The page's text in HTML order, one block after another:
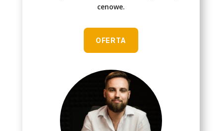
cenowe.
OFERTA